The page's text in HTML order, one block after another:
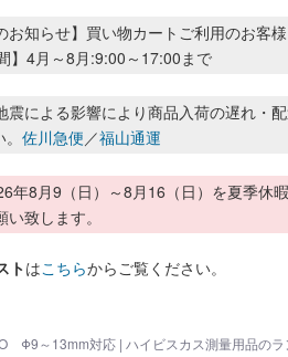
お知らせ】買い物カートご利用のお客
】4月～8月:9:00～17:00まで
震による影響により商品入荷の遅れ・
佐川急便／福山通運
年8月9（日）～8月16（日）を夏季休
致します。
トはこちらからご覧ください。
Φ9～13mm対応 | ハイビスカス測量用品のラ